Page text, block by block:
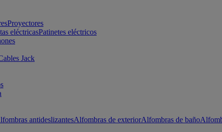
Proyectores
eléctricasPatinetes eléctricos
Jack
antideslizantesAlfombras de exteriorAlfombras de baño